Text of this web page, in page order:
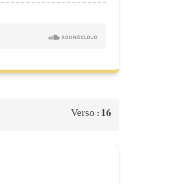
Verso : 16